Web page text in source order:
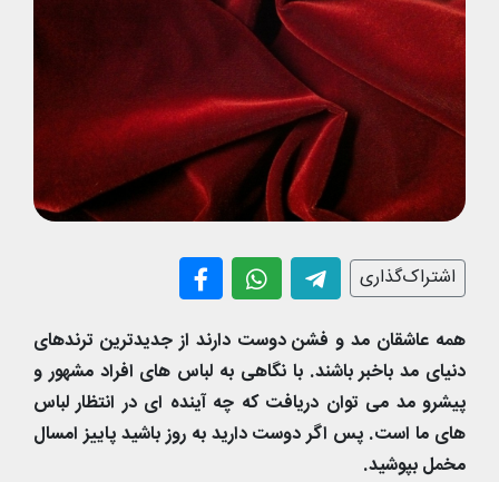
اشتراک‌گذاری
همه عاشقان مد و فشن دوست دارند از جدیدترین ترندهای
دنیای مد باخبر باشند. با نگاهی به لباس های افراد مشهور و
پیشرو مد می توان دریافت که چه آینده ای در انتظار لباس
های ما است. پس اگر دوست دارید به روز باشید پاییز امسال
مخمل بپوشید.